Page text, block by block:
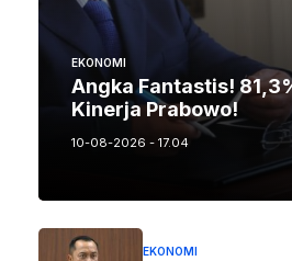
EKONOMI
Angka Fantastis!
Kinerja Prabowo!
10-08-2026 - 17.04
EKONOMI